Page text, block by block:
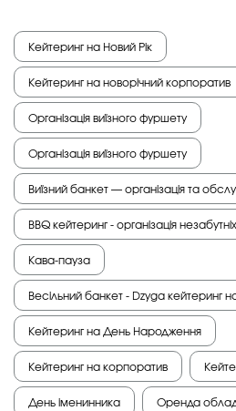
Кейтеринг на Новий Рік
Кейтеринг на новорічний корпоратив
Організація виїзного фуршету
Організація виїзного фуршету
Виїзний банкет — організація та
BBQ кейтеринг - організація
Кава-пауза
Весільний банкет - Dzyga кейтеринг
Кейтеринг на День Народження
Кейтеринг на корпоратив
День іменинника Оренда